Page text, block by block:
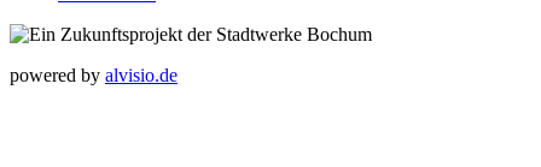
powered by alvisio.de